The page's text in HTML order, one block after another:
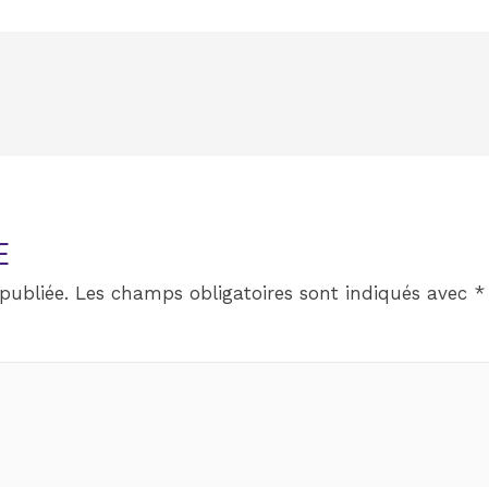
Les champs obligatoires sont indiqués avec *